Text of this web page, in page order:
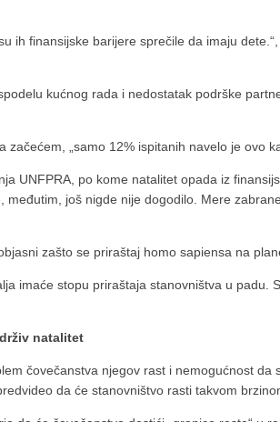
ih finansijske barijere sprečile da imaju
kućnog rada i nedostatak podrške
začećem, „samo 12% ispitanih navelo je ovo
UNFPRA, po kome natalitet opada iz
međutim, još nigde nije dogodilo. Mere
zašto se priraštaj homo sapiensa na
imaće stopu priraštaja stanovništva u
natalitet
čovečanstva njegov rast i nemogućnost
da će stanovništvo rasti takvom